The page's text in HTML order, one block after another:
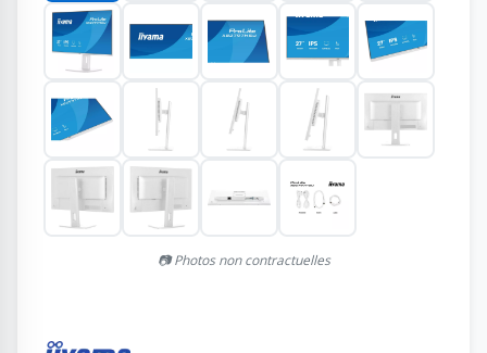
📷 Photos non contractuelles